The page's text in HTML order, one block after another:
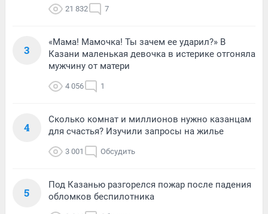
21 832 7
3
«Мама! Мамочка! Ты зачем ее ударил?» В
Казани маленькая девочка в истерике отгоняла
мужчину от матери
4 056 1
4
Сколько комнат и миллионов нужно казанцам
для счастья? Изучили запросы на жилье
3 001 Обсудить
5
Под Казанью разгорелся пожар после падения
обломков беспилотника